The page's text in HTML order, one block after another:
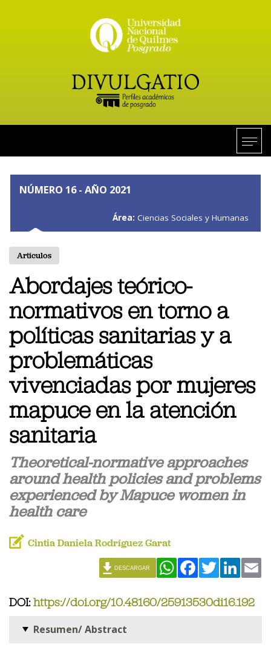
NÚMERO 16 - AÑO 2021
Área: Ciencias Sociales y Humanas
Artículos
Abordajes teórico-
normativos en torno a
políticas sanitarias y a
problemáticas
vivenciadas por mujeres
mapuce en la atención
sanitaria
Theoretical-normative approaches
around health policies and problems
experienced by Mapuce women in
health care
Cintia Daniela Rodríguez Garat
WhatsAppFacebookTwitter
DESCARGAR
DOI: https://doi.org/10.48160/25913530di16.192
Resumen/ Abstract